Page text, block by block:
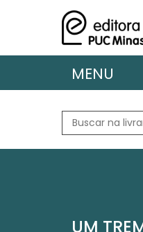
UM